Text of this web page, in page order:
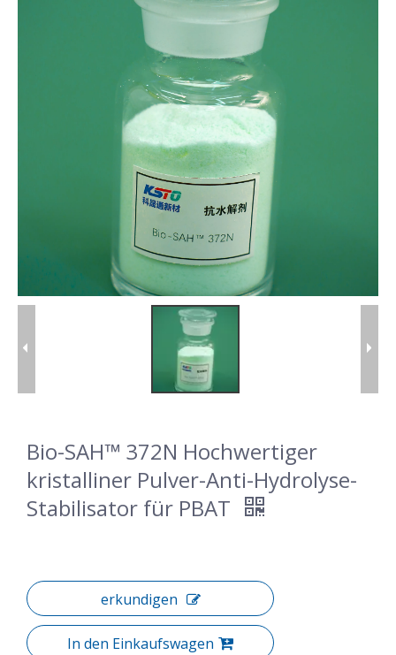
Bio-SAH™ 372N Hochwertiger
kristalliner Pulver-Anti-Hydrolyse-
Stabilisator für PBAT
erkundigen
In den Einkaufswagen